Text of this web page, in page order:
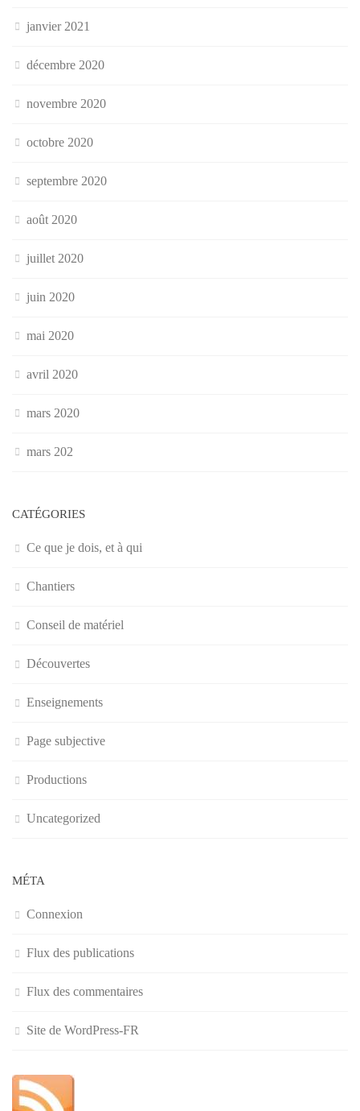
janvier 2021
décembre 2020
novembre 2020
octobre 2020
septembre 2020
août 2020
juillet 2020
juin 2020
mai 2020
avril 2020
mars 2020
mars 202
CATÉGORIES
Ce que je dois, et à qui
Chantiers
Conseil de matériel
Découvertes
Enseignements
Page subjective
Productions
Uncategorized
MÉTA
Connexion
Flux des publications
Flux des commentaires
Site de WordPress-FR